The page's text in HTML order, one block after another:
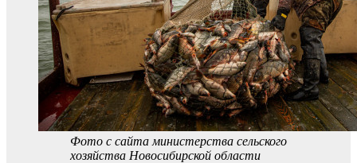
Фото с сайта министерства сельского
хозяйства Новосибирской области